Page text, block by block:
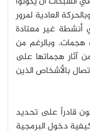
العادية لمرور
أنشطة غير معتادة
وبالرغم من
آثار هجماتها على
بالأشخاص الذين
قادراً على تحديد
دخول البرمجية